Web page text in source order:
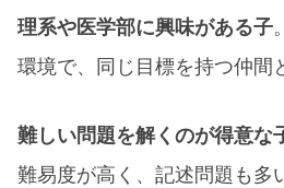
理系や医学部に興味がある子
環境で、同じ目標を持つ仲間
難しい問題を解くのが得意な
難易度が高く、記述問題も多